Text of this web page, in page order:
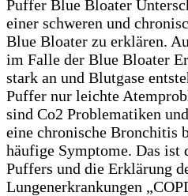
Puffer Blue Bloater
einer schweren und
Blue Bloater zu erklären.
im Falle der Blue Bloater
stark an und Blutgase
Puffer nur leichte
sind Co2 Problematiken
eine chronische Bronchitis
häufige Symptome. Das
Puffers und die Erklärung
Lungenerkrankungen